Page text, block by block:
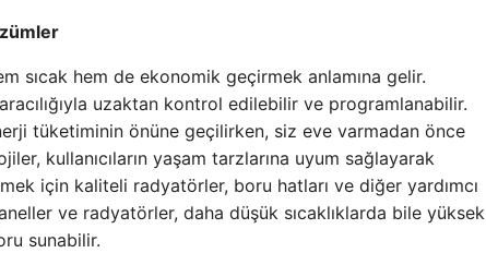
sıcak hem de ekonomik geçirmek anlamına gelir.
uzaktan kontrol edilebilir ve programlanabilir.
tüketiminin önüne geçilirken, siz eve varmadan önce
kullanıcıların yaşam tarzlarına uyum sağlayarak
için kaliteli radyatörler, boru hatları ve diğer yardımcı
ve radyatörler, daha düşük sıcaklıklarda bile yüksek
sunabilir.